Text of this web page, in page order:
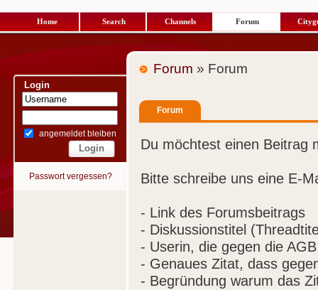
Home Search Channels Forum
Login
angemeldet bleiben
Passwort vergessen?
Forum » Forum
Forum
Du möchtest einen Beitrag
Bitte schreibe uns eine E-
- Link des Forumsbeitrags
- Diskussionstitel
- Userin, die gegen die
- Genaues Zitat, dass
- Begründung warum das